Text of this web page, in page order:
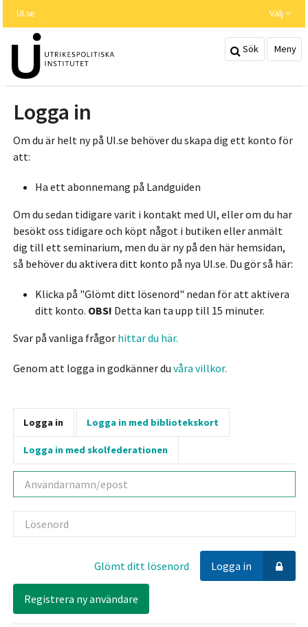
huvudinnehållet
UI.se Välj
Sök Meny
Logga in
Om du är helt ny på UI.se behöver du skapa dig ett konto för
att:
Ha ett abonnemang på Landguiden
Om du sedan tidigare varit i kontakt med UI, eller om du har
besökt oss tidigare och köpt något i butiken eller anmält
dig till ett seminarium, men du är ny på den här hemsidan,
så behöver du aktivera ditt konto på nya UI.se. Du gör så här:
Klicka på "Glömt ditt lösenord" nedan för att aktivera
ditt konto. OBS! Detta kan ta upp till 15 minuter.
Svar på vanliga frågor hittar du här.
Genom att logga in godkänner du våra villkor.
Logga in Logga in med bibliotekskort
Logga in med skolfederationen
Användarnamn
Lösenord
Logga in
Glömt ditt lösenord
Registrera ny användare